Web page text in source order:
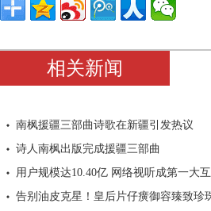
相关新闻
南枫援疆三部曲诗歌在新疆引发热议
诗人南枫出版完成援疆三部曲
用户规模达10.40亿 网络视听成第一大
告别油皮克星！皇后片仔癀御容臻致珍